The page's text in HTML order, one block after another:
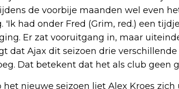
de voorbije maanden wel even
'Ik had onder Fred (Grim, red.) een
Er zat vooruitgang in, maar
dat Ajax dit seizoen drie
Dat betekent dat het als club geen
nieuwe seizoen liet Alex Kroes zich